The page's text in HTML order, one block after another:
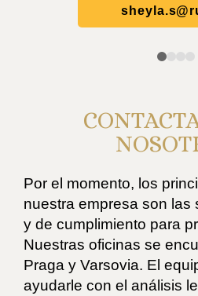
Por el momento, los
nuestra empresa son las
y de cumplimiento para
Nuestras oficinas se
Praga y Varsovia. El
ayudarle con el análisis